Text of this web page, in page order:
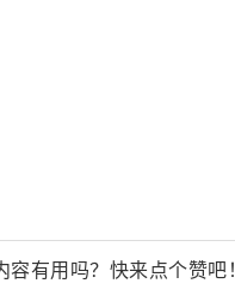
容有用吗？快来点个赞吧！